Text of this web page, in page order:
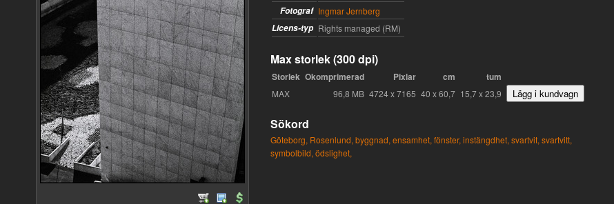
Fotograf Ingmar Jernberg
Licens-typ Rights managed (RM)
Max storlek (300 dpi)
Storlek Okomprimerad Pixlar cm tum
MAX 96,8 MB 4724 x 7165 40 x 60,7 15,7 x 23,9
Sökord
Göteborg, Rosenlund, byggnad, ensamhet, fönster, instängdhet, svartvit, svartvitt,
symbolbild, ödslighet,